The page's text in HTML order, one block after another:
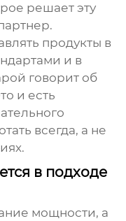
решает эту
продукты в
и в
говорит об
и есть
всегда, а не
в подходе
мощности, а